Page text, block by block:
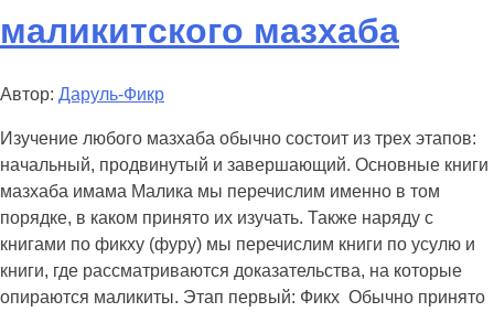
маликитского мазхаба
Автор: Даруль-Фикр
Изучение любого мазхаба обычно состоит из трех этапов:
начальный, продвинутый и завершающий. Основные книги
мазхаба имама Малика мы перечислим именно в том
порядке, в каком принято их изучать. Также наряду с
книгами по фикху (фуру) мы перечислим книги по усулю и
книги, где рассматриваются доказательства, на которые
опираются маликиты. Этап первый: Фикх Обычно принято